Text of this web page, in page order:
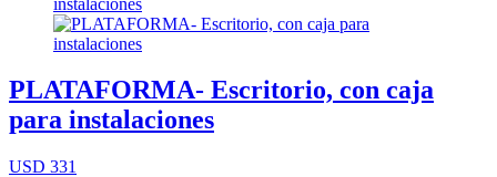
PLATAFORMA- Escritorio, con caja
para instalaciones
USD 331